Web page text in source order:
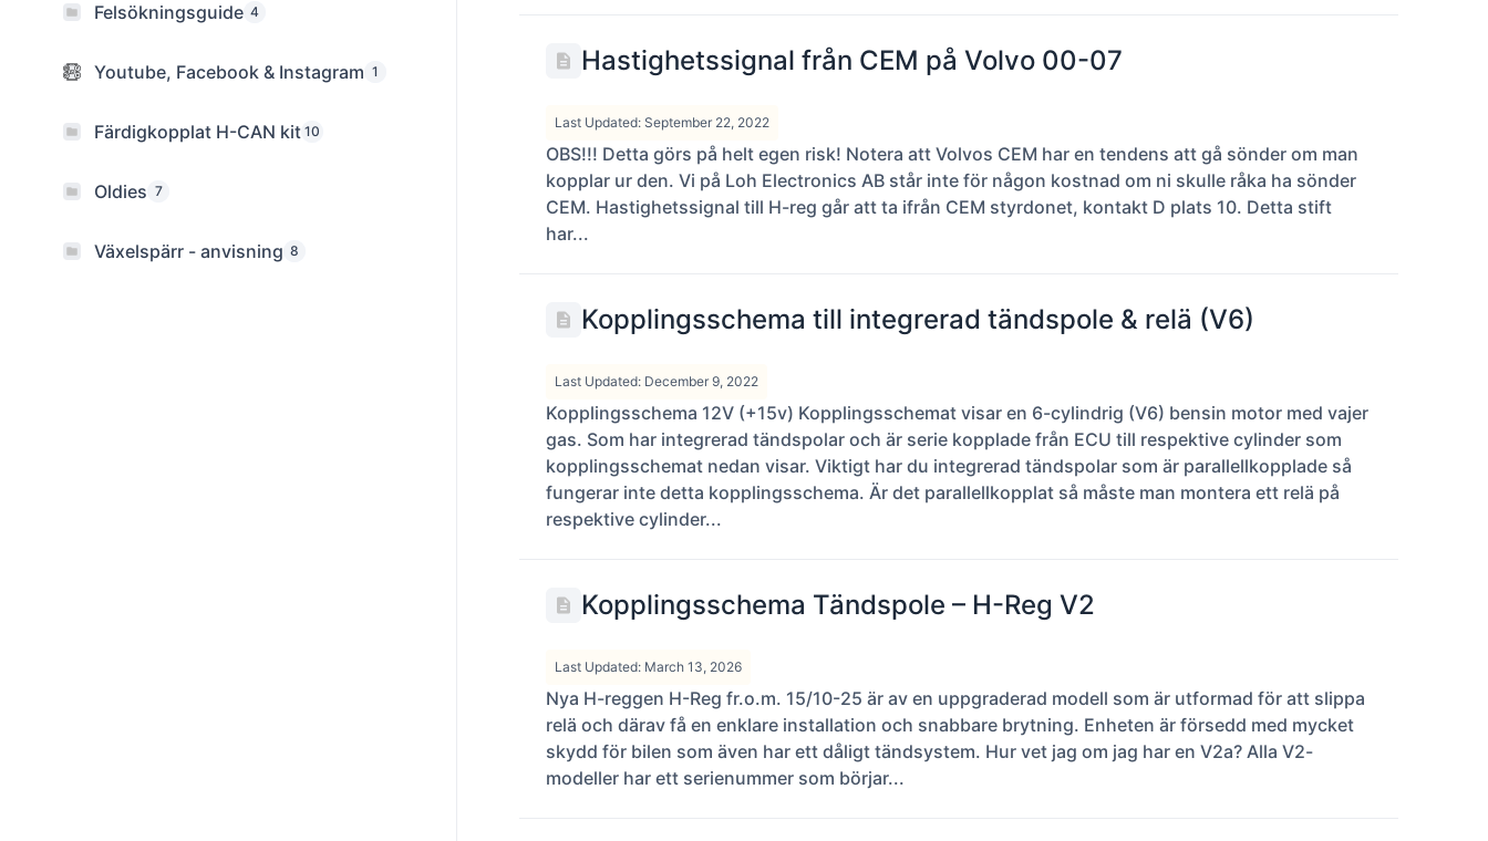
Felsökningsguide 4
Youtube, Facebook & Instagram 1
Färdigkopplat H-CAN kit 10
Oldies 7
Växelspärr - anvisning 8
Hastighetssignal från CEM på Volvo 00-07
Last Updated: September 22, 2022
OBS!!! Detta görs på helt egen risk! Notera att Volvos CEM har en tendens att gå sönder om man
kopplar ur den. Vi på Loh Electronics AB står inte för någon kostnad om ni skulle råka ha sönder
CEM. Hastighetssignal till H-reg går att ta ifrån CEM styrdonet, kontakt D plats 10. Detta stift
har...
Kopplingsschema till integrerad tändspole & relä (V6)
Last Updated: December 9, 2022
Kopplingsschema 12V (+15v) Kopplingsschemat visar en 6-cylindrig (V6) bensin motor med vajer
gas. Som har integrerad tändspolar och är serie kopplade från ECU till respektive cylinder som
kopplingsschemat nedan visar. Viktigt har du integrerad tändspolar som är parallellkopplade så
fungerar inte detta kopplingsschema. Är det parallellkopplat så måste man montera ett relä på
respektive cylinder...
Kopplingsschema Tändspole – H-Reg V2
Last Updated: March 13, 2026
Nya H-reggen H-Reg fr.o.m. 15/10-25 är av en uppgraderad modell som är utformad för att slippa
relä och därav få en enklare installation och snabbare brytning. Enheten är försedd med mycket
skydd för bilen som även har ett dåligt tändsystem. Hur vet jag om jag har en V2a? Alla V2-
modeller har ett serienummer som börjar...